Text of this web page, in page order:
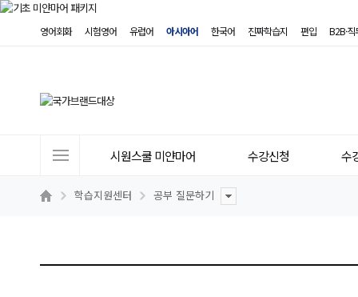
영어회화 시험영어 유럽어 아시아어 한국어 진짜학습지 편입 B2B·
트
시원스쿨 미얀마어 수강신청 수
학습지원센터 공부 질문하기